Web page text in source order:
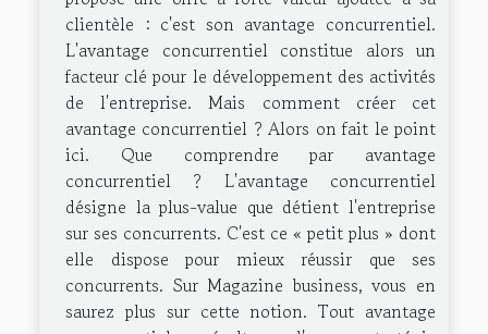
clientèle : c'est son avantage concurrentiel.
L'avantage concurrentiel constitue alors un
facteur clé pour le développement des activités
de l'entreprise. Mais comment créer cet
avantage concurrentiel ? Alors on fait le point
ici. Que comprendre par avantage
concurrentiel ? L'avantage concurrentiel
désigne la plus-value que détient l'entreprise
sur ses concurrents. C'est ce « petit plus » dont
elle dispose pour mieux réussir que ses
concurrents. Sur Magazine business, vous en
saurez plus sur cette notion. Tout avantage